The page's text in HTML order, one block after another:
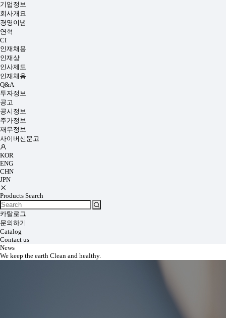
기업정보
회사개요
경영이념
연혁
CI
인재채용
인재상
인사제도
인재채용
Q&A
투자정보
공고
공시정보
주가정보
재무정보
사이버신문고
KOR
ENG
CHN
JPN
Products Search
카탈로그
문의하기
Catalog
Contact us
News
We keep the earth Clean and healthy.